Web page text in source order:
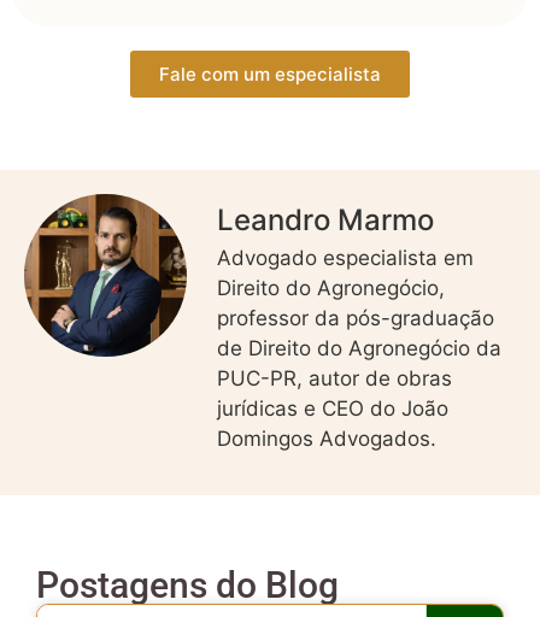
Fale com um especialista
Leandro Marmo
Advogado especialista em
Direito do Agronegócio,
professor da pós-graduação
de Direito do Agronegócio da
PUC-PR, autor de obras
jurídicas e CEO do João
Domingos Advogados.
Postagens do Blog